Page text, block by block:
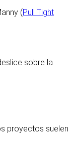
(Pull Tight
sobre la
proyectos suelen